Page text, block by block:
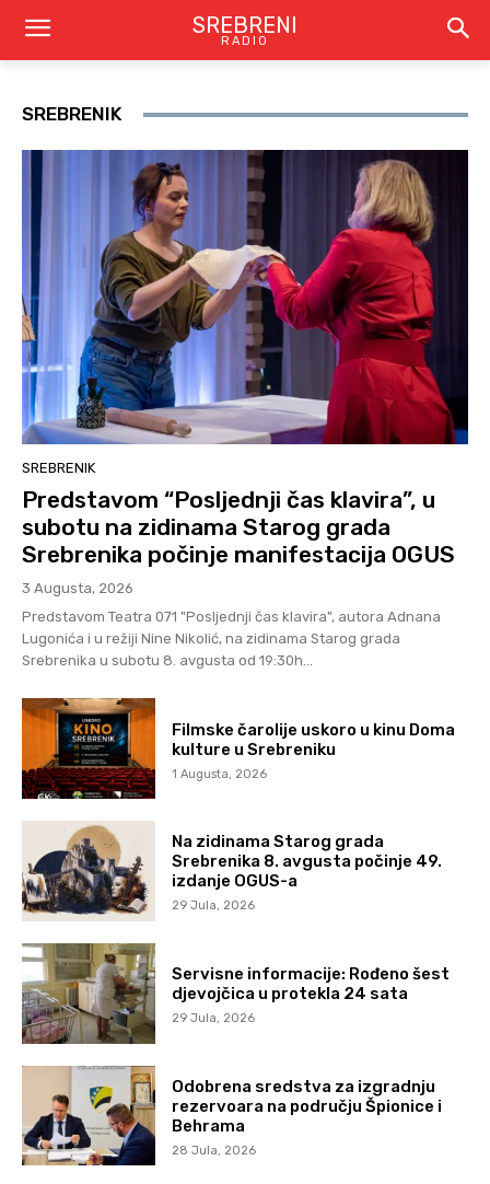
SREBRENI
RADIO
SREBRENIK
SREBRENIK
Predstavom “Posljednji čas klavira”, u
subotu na zidinama Starog grada
Srebrenika počinje manifestacija OGUS
3 Augusta, 2026
Predstavom Teatra 071 "Posljednji čas klavira", autora Adnana
Lugonića i u režiji Nine Nikolić, na zidinama Starog grada
Srebrenika u subotu 8. avgusta od 19:30h...
Filmske čarolije uskoro u kinu Doma
kulture u Srebreniku
1 Augusta, 2026
Na zidinama Starog grada
Srebrenika 8. avgusta počinje 49.
izdanje OGUS-a
29 Jula, 2026
Servisne informacije: Rođeno šest
djevojčica u protekla 24 sata
29 Jula, 2026
Odobrena sredstva za izgradnju
rezervoara na području Špionice i
Behrama
28 Jula, 2026